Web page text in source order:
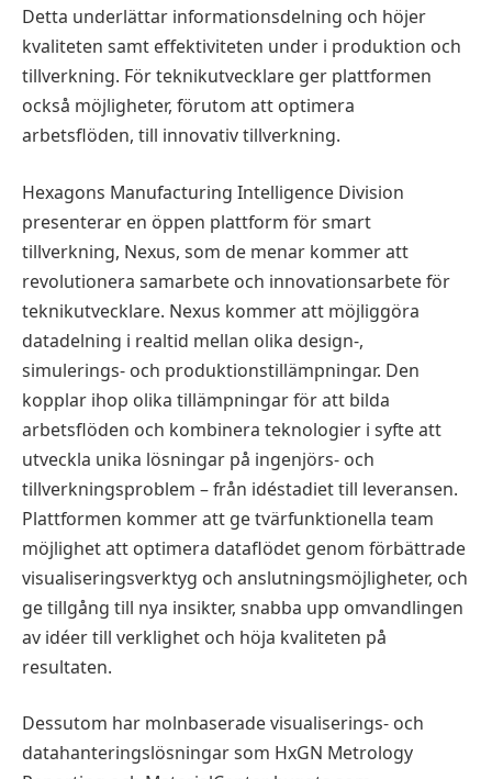
Detta underlättar informationsdelning och höjer
kvaliteten samt effektiviteten under i produktion och
tillverkning. För teknikutvecklare ger plattformen
också möjligheter, förutom att optimera
arbetsflöden, till innovativ tillverkning.
Hexagons Manufacturing Intelligence Division
presenterar en öppen plattform för smart
tillverkning, Nexus, som de menar kommer att
revolutionera samarbete och innovationsarbete för
teknikutvecklare. Nexus kommer att möjliggöra
datadelning i realtid mellan olika design-,
simulerings- och produktionstillämpningar. Den
kopplar ihop olika tillämpningar för att bilda
arbetsflöden och kombinera teknologier i syfte att
utveckla unika lösningar på ingenjörs- och
tillverkningsproblem – från idéstadiet till leveransen.
Plattformen kommer att ge tvärfunktionella team
möjlighet att optimera dataflödet genom förbättrade
visualiseringsverktyg och anslutningsmöjligheter, och
ge tillgång till nya insikter, snabba upp omvandlingen
av idéer till verklighet och höja kvaliteten på
resultaten.
Dessutom har molnbaserade visualiserings- och
datahanteringslösningar som HxGN Metrology